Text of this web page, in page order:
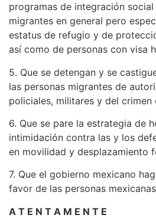
programas de integración
migrantes en general pero
estatus de refugio y de
así como de personas con visa
5. Que se detengan y se
las personas migrantes de
policiales, militares y del crimen
6. Que se pare la estrategia de
intimidación contra las y los
en movilidad y desplazamiento
7. Que el gobierno mexicano
favor de las personas
A T E N T A M E N T E